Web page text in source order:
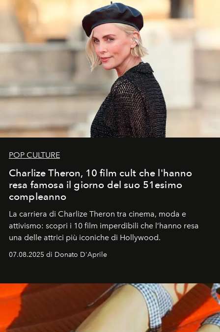
POP CULTURE
Charlize Theron, 10 film cult che l'hanno
resa famosa il giorno del suo 51esimo
compleanno
La carriera di Charlize Theron tra cinema, moda e
attivismo: scopri i 10 film imperdibili che l’hanno resa
una delle attrici più iconiche di Hollywood.
07.08.2025 di Donato D'Aprile